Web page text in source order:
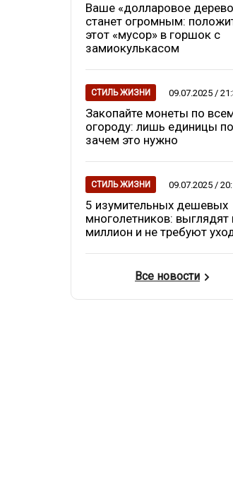
Ваше «долларовое
станет огромным:
этот «мусор» в горшок с
замиокулькасом
СТИЛЬ ЖИЗНИ 09.07.2025 /
Закопайте монеты по
огороду: лишь единицы
зачем это нужно
СТИЛЬ ЖИЗНИ 09.07.2025 /
5 изумительных дешевых
многолетников: выглядят
миллион и не требуют
Все новости